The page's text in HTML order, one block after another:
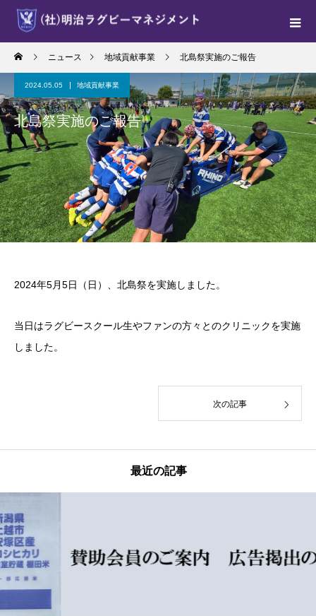
ニュース 地域貢献事業 北島祭実施のご報告
2024.05.05 地域貢献事業
北島祭実施のご報告
2024年5月5日（日）、北島祭を実施しました。
当日はラグビースクール生やファンの方々とのクリニックを実施
しました。
次の記事
最近の記事